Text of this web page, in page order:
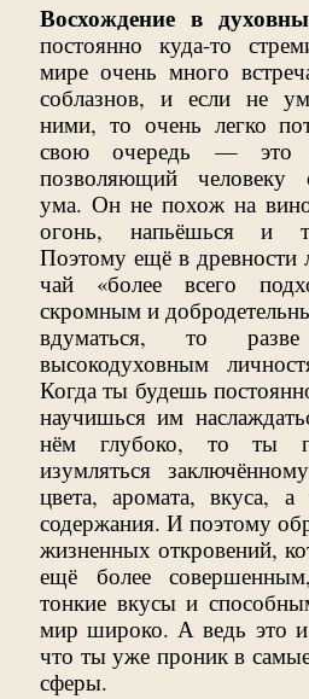
Восхождение в
постоянно куда-то
мире очень много
соблазнов, и если не
ними, то очень легко
свою очередь — это
позволяющий человеку
ума. Он не похож на
огонь, напьёшься и
Поэтому ещё в древности
чай «более всего
скромным и
вдуматься, то
высокодуховным
Когда ты будешь
научишься им
нём глубоко, то ты
изумляться
цвета, аромата, вкуса, а
содержания. И поэтому
жизненных откровений,
ещё более
тонкие вкусы и
мир широко. А ведь это и
что ты уже проник в
сферы.